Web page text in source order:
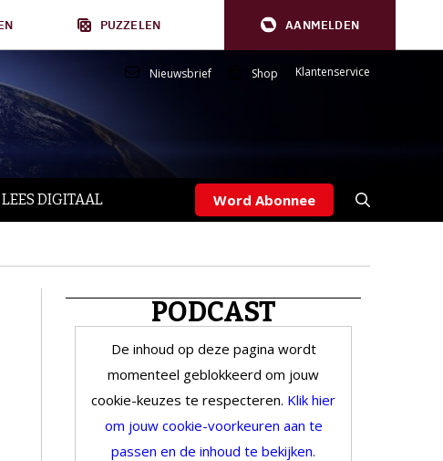
PUZZELEN AANMELDEN
Nieuwsbrief Shop Klantenservice
LEES DIGITAAL Word Abonnee
PODCAST
De inhoud op deze pagina wordt
momenteel geblokkeerd om jouw
cookie-keuzes te respecteren. Klik hier
om jouw cookie-voorkeuren aan te
passen en de inhoud te bekijken.